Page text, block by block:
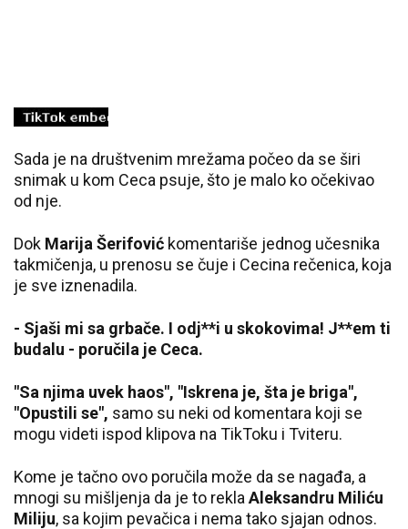
Sada je na društvenim mrežama počeo da se širi
snimak u kom Ceca psuje, što je malo ko očekivao
od nje.
Dok Marija Šerifović komentariše jednog učesnika
takmičenja, u prenosu se čuje i Cecina rečenica, koja
je sve iznenadila.
- Sjaši mi sa grbače. I odj**i u skokovima! J**em ti
budalu - poručila je Ceca.
"Sa njima uvek haos", "Iskrena je, šta je briga",
"Opustili se", samo su neki od komentara koji se
mogu videti ispod klipova na TikToku i Tviteru.
Kome je tačno ovo poručila može da se nagađa, a
mnogi su mišljenja da je to rekla Aleksandru Miliću
Miliju, sa kojim pevačica i nema tako sjajan odnos.